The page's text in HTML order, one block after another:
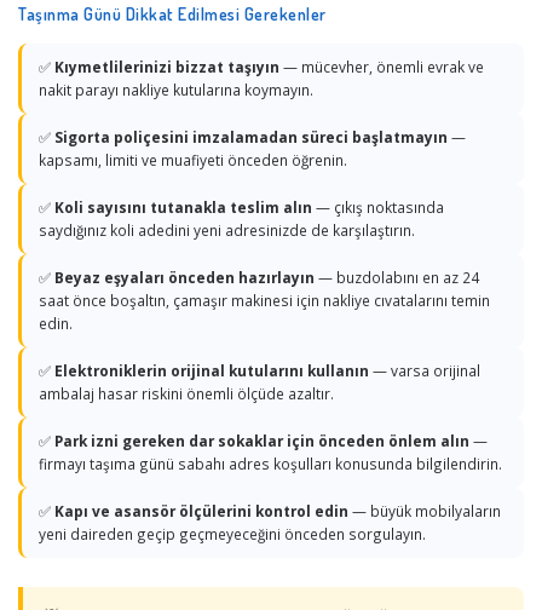
Taşınma Günü Dikkat Edilmesi Gerekenler
✅ Kıymetlilerinizi bizzat taşıyın — mücevher, önemli evrak ve
nakit parayı nakliye kutularına koymayın.
✅ Sigorta poliçesini imzalamadan süreci başlatmayın —
kapsamı, limiti ve muafiyeti önceden öğrenin.
✅ Koli sayısını tutanakla teslim alın — çıkış noktasında
saydığınız koli adedini yeni adresinizde de karşılaştırın.
✅ Beyaz eşyaları önceden hazırlayın — buzdolabını en az 24
saat önce boşaltın, çamaşır makinesi için nakliye cıvatalarını temin
edin.
✅ Elektroniklerin orijinal kutularını kullanın — varsa orijinal
ambalaj hasar riskini önemli ölçüde azaltır.
✅ Park izni gereken dar sokaklar için önceden önlem alın —
firmayı taşıma günü sabahı adres koşulları konusunda bilgilendirin.
✅ Kapı ve asansör ölçülerini kontrol edin — büyük mobilyaların
yeni daireden geçip geçmeyeceğini önceden sorgulayın.